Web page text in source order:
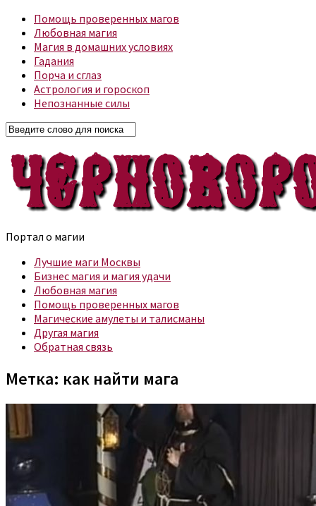
Помощь проверенных магов
Любовная магия
Магия в домашних условиях
Гадания
Порча и сглаз
Астрология и гороскоп
Непознанные силы
Портал о магии
Лучшие маги Москвы
Бизнес магия и магия удачи
Любовная магия
Помощь проверенных магов
Магические амулеты и талисманы
Другая магия
Обратная связь
Метка: как найти мага